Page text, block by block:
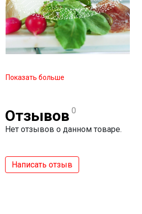
Показать больше
Отзывов 0
Нет отзывов о данном товаре.
Написать отзыв